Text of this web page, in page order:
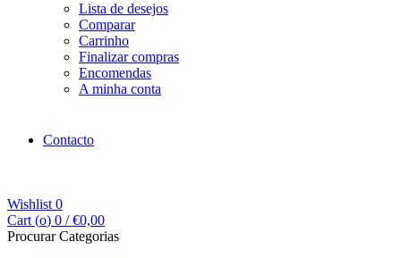
Lista de desejos
Comparar
Carrinho
Finalizar compras
Encomendas
A minha conta
Contacto
Wishlist 0
Cart (o) 0 / €0,00
Procurar Categorias